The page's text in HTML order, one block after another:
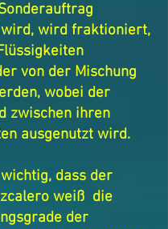
wird fraktioniert,
von der Mischung
wobei der
zwischen ihren
ausgenutzt wird.
dass der
weiß die
der